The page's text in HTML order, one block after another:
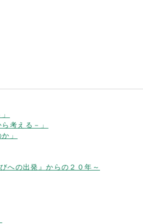
考える－」
」
への出発』からの２０年～